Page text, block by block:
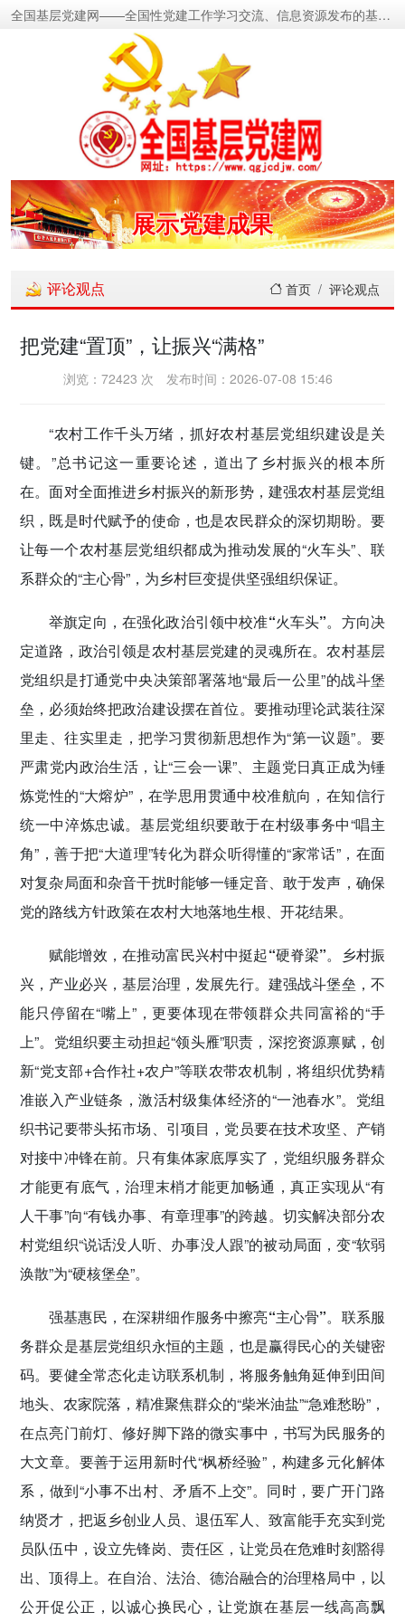
全国基层党建网——全国性党建工作学习交流、信息资源发布的基层党建新闻门户网
密切党群关系
传递党的声音
关注党建动态
展示党建成果
密切党群关系
传递党的声音
评论观点 首页 评论观点
把党建“置顶”，让振兴“满格”
浏览：72423 次 发布时间：2026-07-08 15:46
“农村工作千头万绪，抓好农村基层党组织建设是关
键。”总书记这一重要论述，道出了乡村振兴的根本所
在。面对全面推进乡村振兴的新形势，建强农村基层党组
织，既是时代赋予的使命，也是农民群众的深切期盼。要
让每一个农村基层党组织都成为推动发展的“火车头”、联
系群众的“主心骨”，为乡村巨变提供坚强组织保证。
举旗定向，在强化政治引领中校准“火车头”。 方向决
定道路，政治引领是农村基层党建的灵魂所在。农村基层
党组织是打通党中央决策部署落地“最后一公里”的战斗堡
垒，必须始终把政治建设摆在首位。要推动理论武装往深
里走、往实里走，把学习贯彻新思想作为“第一议题”。要
严肃党内政治生活，让“三会一课”、主题党日真正成为锤
炼党性的“大熔炉”，在学思用贯通中校准航向，在知信行
统一中淬炼忠诚。基层党组织要敢于在村级事务中“唱主
角”，善于把“大道理”转化为群众听得懂的“家常话”，在面
对复杂局面和杂音干扰时能够一锤定音、敢于发声，确保
党的路线方针政策在农村大地落地生根、开花结果。
赋能增效，在推动富民兴村中挺起“硬脊梁”。
乡村振
兴，产业必兴，基层治理，发展先行。建强战斗堡垒，不
能只停留在“嘴上”，更要体现在带领群众共同富裕的“手
上”。党组织要主动担起“领头雁”职责，深挖资源禀赋，创
新“党支部+合作社+农户”等联农带农机制，将组织优势精
准嵌入产业链条，激活村级集体经济的“一池春水”。党组
织书记要带头拓市场、引项目，党员要在技术攻坚、产销
对接中冲锋在前。只有集体家底厚实了，党组织服务群众
才能更有底气，治理末梢才能更加畅通，真正实现从“有
人干事”向“有钱办事、有章理事”的跨越。切实解决部分农
村党组织“说话没人听、办事没人跟”的被动局面，变“软弱
涣散”为“硬核堡垒”。
强基惠民，在深耕细作服务中擦亮“主心骨”。 联系服
务群众是基层党组织永恒的主题，也是赢得民心的关键密
码。要健全常态化走访联系机制，将服务触角延伸到田间
地头、农家院落，精准聚焦群众的“柴米油盐”“急难愁盼”，
在点亮门前灯、修好脚下路的微实事中，书写为民服务的
大文章。要善于运用新时代“枫桥经验”，构建多元化解体
系，做到“小事不出村、矛盾不上交”。同时，要广开门路
纳贤才，把返乡创业人员、退伍军人、致富能手充实到党
员队伍中，设立先锋岗、责任区，让党员在危难时刻豁得
出、顶得上。在自治、法治、德治融合的治理格局中，以
公开促公正，以诚心换民心，让党旗在基层一线高高飘